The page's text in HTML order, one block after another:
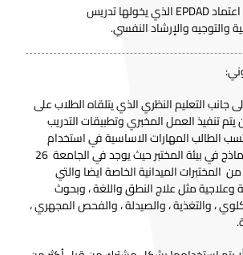
لدى الجامعة اعتماد EPDAD الذي يخولها تدريس
والتوجيه والإرشاد النفسي.
جانب التعليم النظري الذي يتلقاه الطلاب على
تنفيذ العمل المخبري وتطبيقات التدريب
الطالب المهارات الاساسية في استخدام
الاجهزة والمواد والنماذج في بيئة المختبر حيث يوجد في الجامعة 26
المختبرات الميدانية الخاصة ايضا والتي
وعلاجية مثل علاج النطق واللغة ، وبحوث
، والتغذية ، والصيدلة ، والفحص المجهري ،